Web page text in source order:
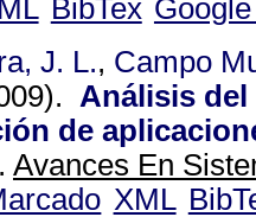
BibTex
J. L., Campo
Análisis del
de
. Avances En
XML